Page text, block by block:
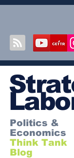
S
Politics &
Economics
Think Tank
Blog